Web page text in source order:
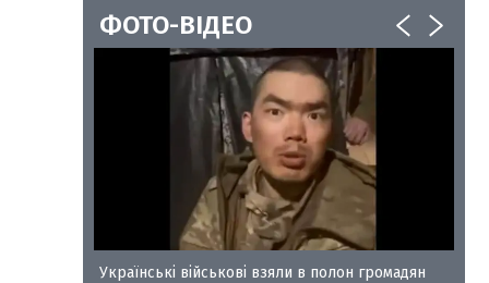
ФОТО-ВІДЕО
Українські військові взяли в полон громадян